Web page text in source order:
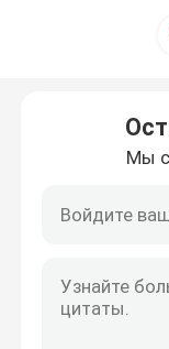
Домой
Мы